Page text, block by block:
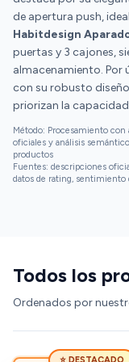
de apertura push,
Habitdesign
puertas y 3 cajones,
almacenamiento. Por
con su robusto
priorizan la capacidad
Método: Procesamiento
oficiales y análisis
productos
Fuentes: descripciones
datos de rating,
Todos los
Ordenados por
⭐ DESTACADO